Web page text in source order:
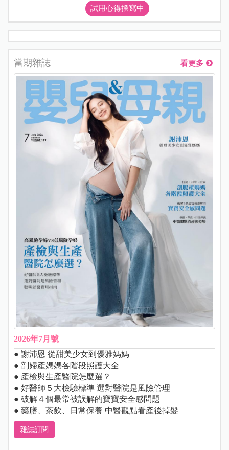
試用心得撰寫中
當期雜誌 看更多
2026年7月號
● 謝沛恩 從甜美少女到優雅媽媽
● 剖婦產媽媽各階段照護大全
● 產檢與生產醫院怎麼選？
● 好醫師５大檢驗標準 選對醫院是風險管理
● 破解４個最常被誤解的寶寶安全感問題
● 藥膳、茶飲、日常保養 中醫觀點看產後掉髮
雜誌訂閱